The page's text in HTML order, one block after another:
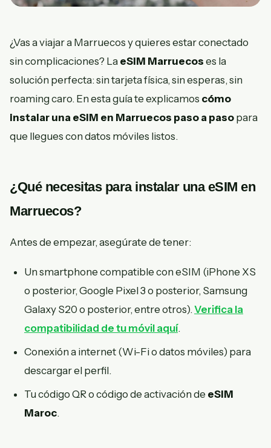
¿Vas a viajar a Marruecos y quieres estar conectado
sin complicaciones? La eSIM Marruecos es la
solución perfecta: sin tarjeta física, sin esperas, sin
roaming caro. En esta guía te explicamos cómo
instalar una eSIM en Marruecos paso a paso para
que llegues con datos móviles listos.
¿Qué necesitas para instalar una eSIM en
Marruecos?
Antes de empezar, asegúrate de tener:
Un smartphone compatible con eSIM (iPhone XS
o posterior, Google Pixel 3 o posterior, Samsung
Galaxy S20 o posterior, entre otros).Verifica la
compatibilidad de tu móvil aquí.
Conexión a internet (Wi-Fi o datos móviles) para
descargar el perfil.
Tu código QR o código de activación de eSIM
Maroc.